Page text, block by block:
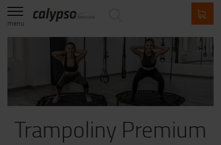
menu
Trampoliny Premium